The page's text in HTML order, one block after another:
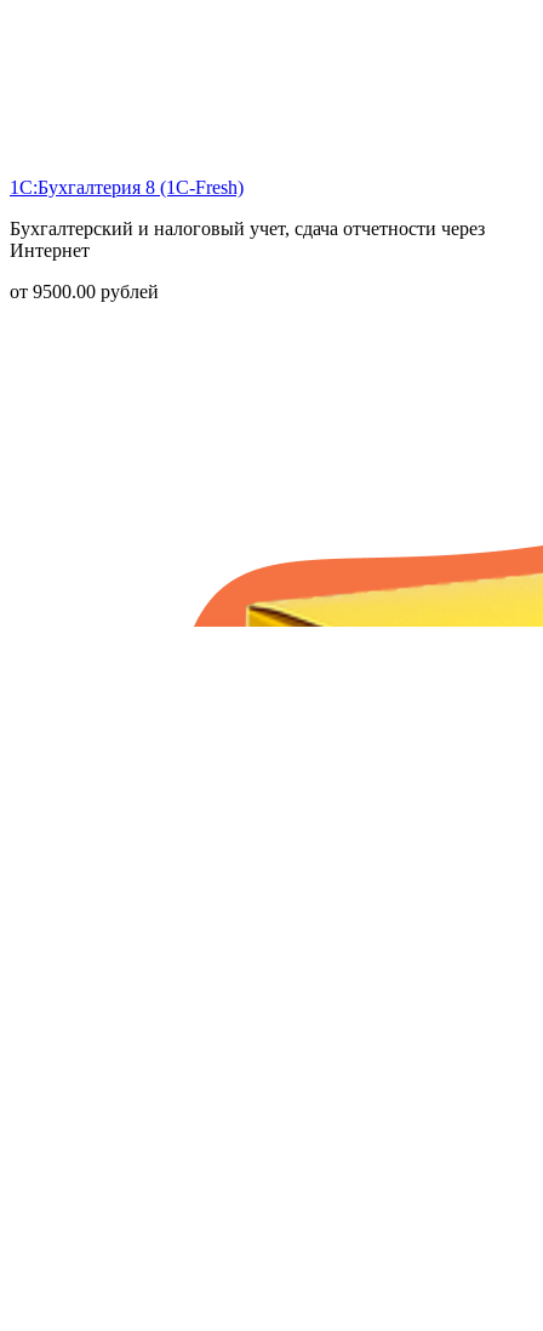
1С:Бухгалтерия 8 (1С-Fresh)
Бухгалтерский и налоговый учет, сдача отчетности через
Интернет
от 9500.00 рублей